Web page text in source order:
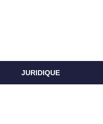
JURIDIQUE